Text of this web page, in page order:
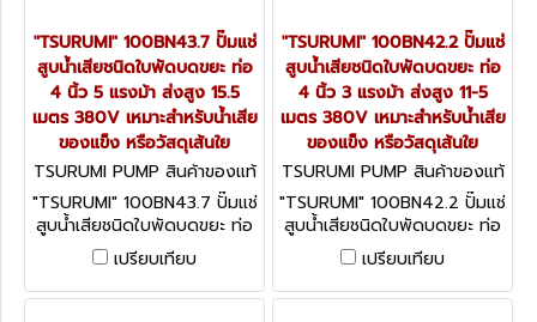
"TSURUMI" 100BN43.7 ปั๊มแช่
สูบน้ำเสียชนิดใบพัดบดขยะ ท่อ
4 นิ้ว 5 แรงม้า ส่งสูง 15.5
เมตร 380V เหมาะสำหรับน้ำเสีย
ของแข็ง หรือวัสดุเส้นใย
TSURUMI PUMP สินค้าของแท้
จากโรงงานผู้ผลิต 100BN43.7
"TSURUMI" 100BN43.7 ปั๊มแช่
สูบน้ำเสียชนิดใบพัดบดขยะ ท่อ
4 นิ้ว 5 แรงม้า ส่งสูง 15.5
เมตร 380V เหมาะสำหรับน้ำเสีย
ของแข็ง หรือวัสดุเส้นใย
เปรียบเทียบ
"TSURUMI" 100BN42.2 ปั๊มแช่
สูบน้ำเสียชนิดใบพัดบดขยะ ท่อ
4 นิ้ว 3 แรงม้า ส่งสูง 11-5
เมตร 380V เหมาะสำหรับน้ำเสีย
ของแข็ง หรือวัสดุเส้นใย
TSURUMI PUMP สินค้าของแท้
จากโรงงานผู้ผลิต 100BN42.2
"TSURUMI" 100BN42.2 ปั๊มแช่
สูบน้ำเสียชนิดใบพัดบดขยะ ท่อ
4 นิ้ว 3 แรงม้า ส่งสูง 11-5
เมตร 380V เหมาะสำหรับน้ำเสีย
ของแข็ง หรือวัสดุเส้นใย
เปรียบเทียบ